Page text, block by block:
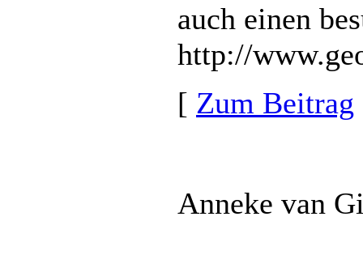
auch einen
http://
[ Zum Beitrag
Anneke van